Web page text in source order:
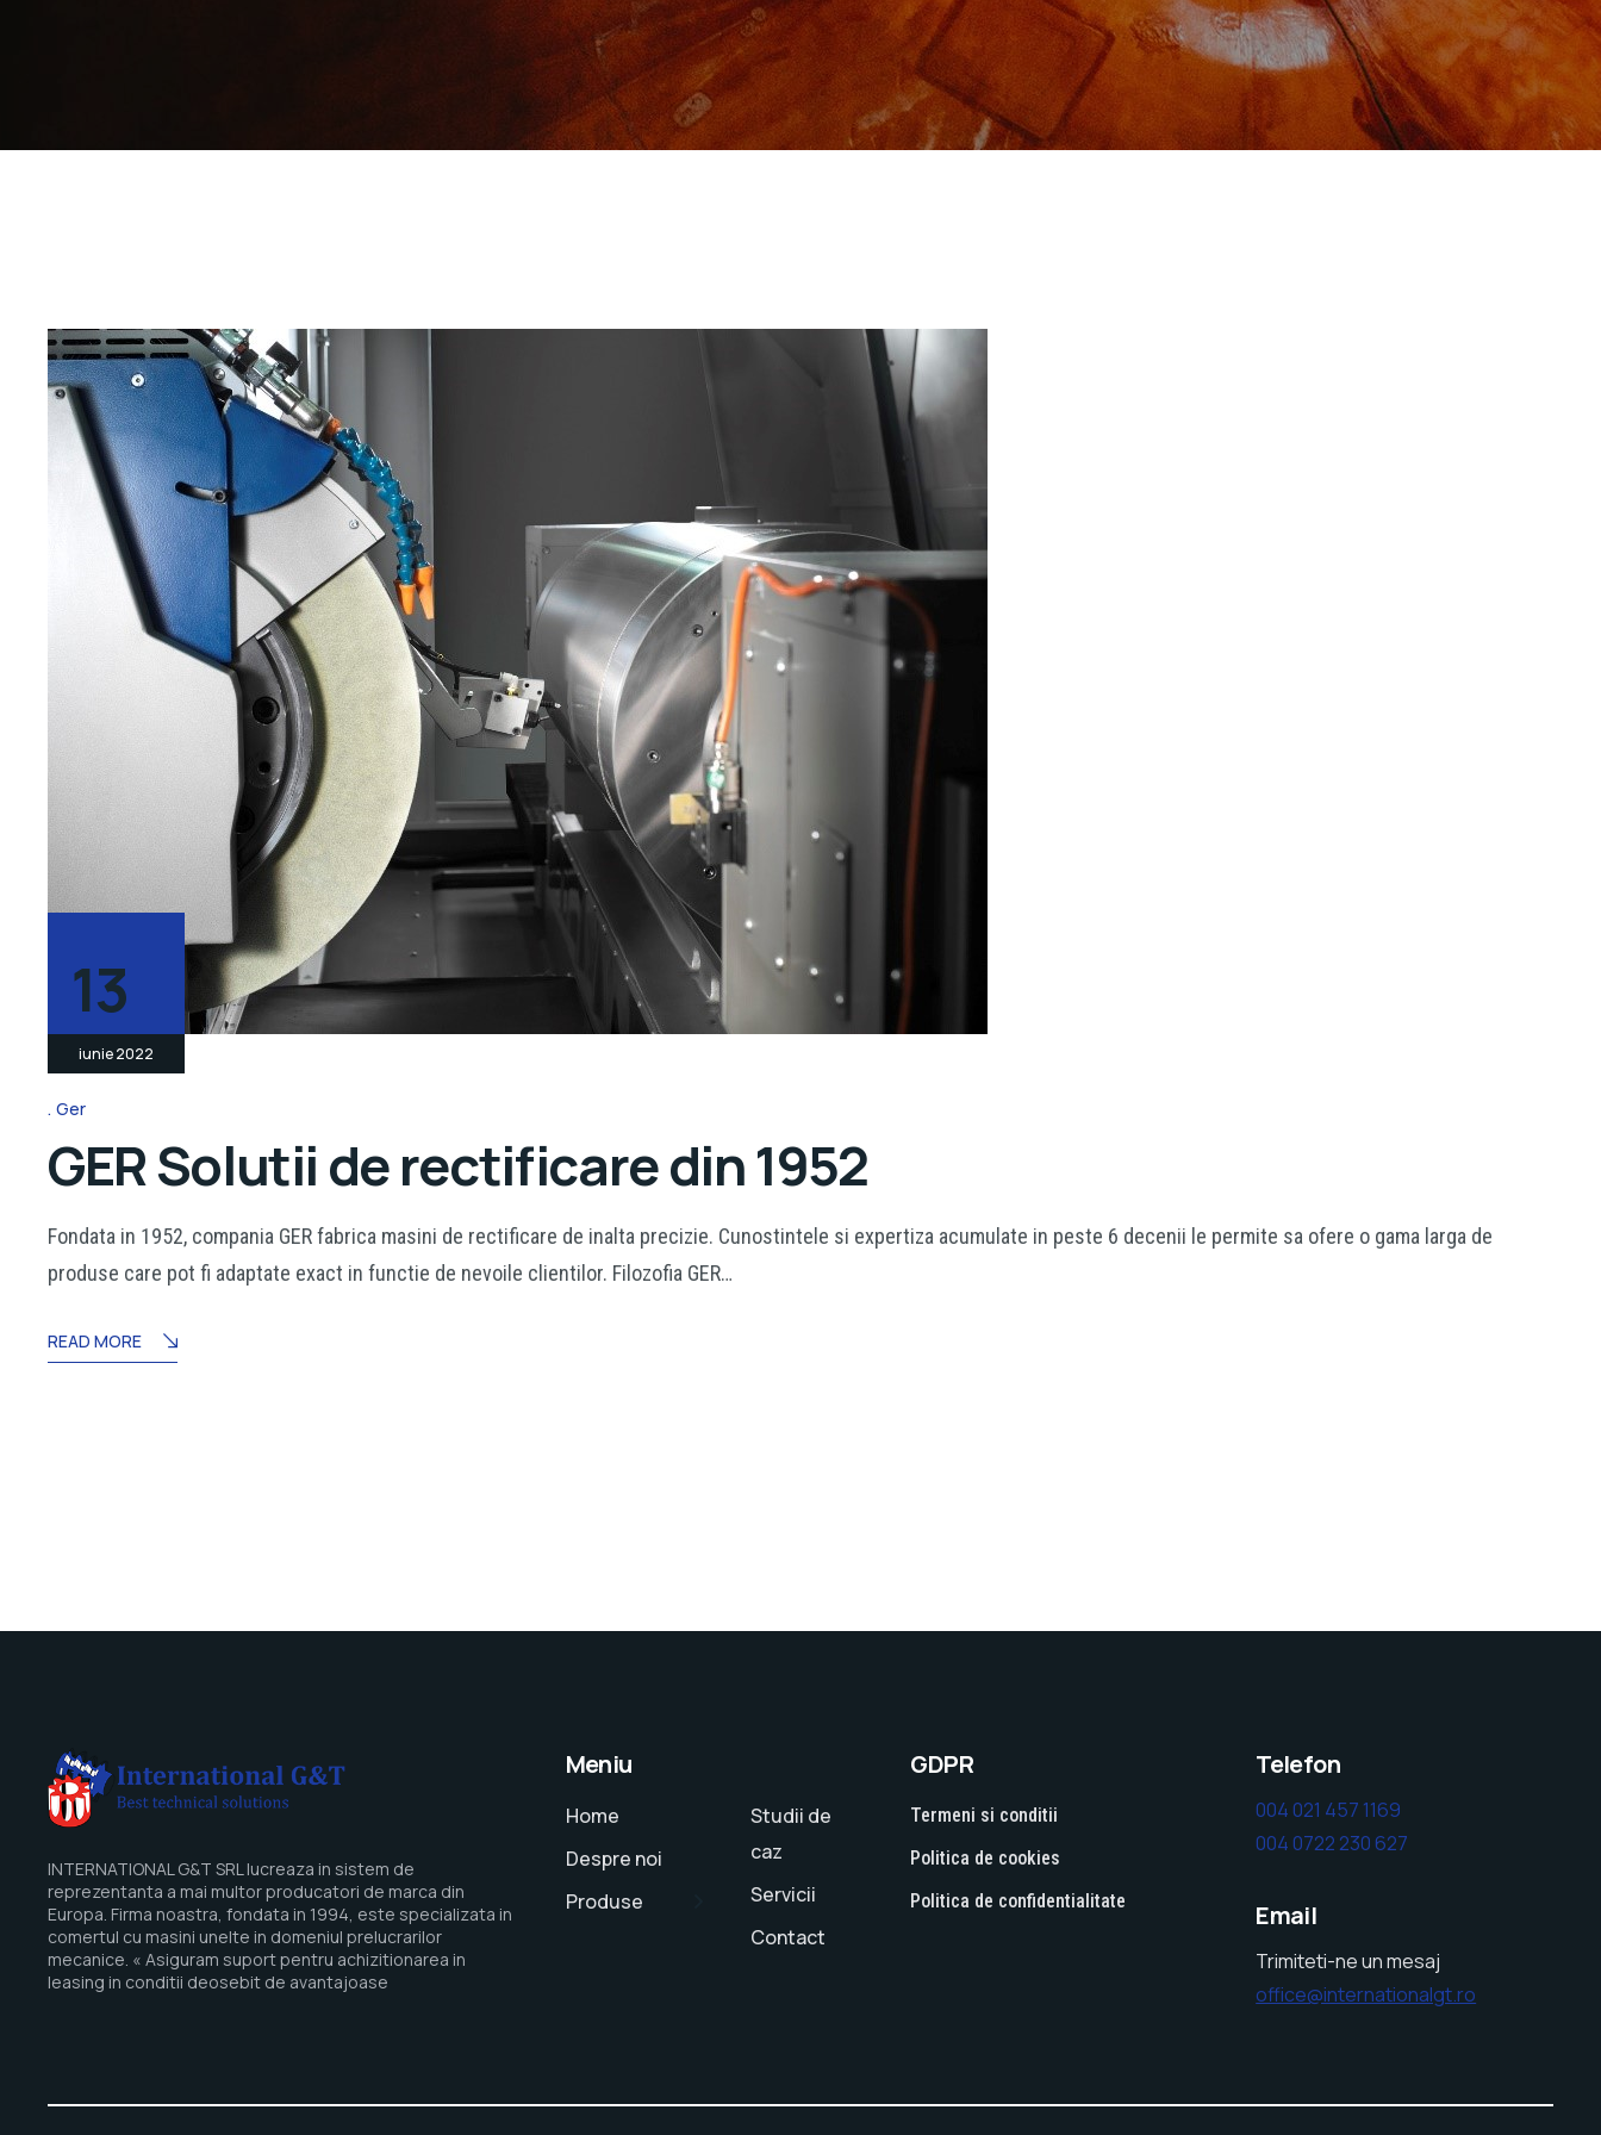
13
iunie 2022
Ger
GER Solutii de rectificare din 1952
Fondata in 1952, compania GER fabrica masini de rectificare de inalta precizie. Cunostintele si expertiza acumulate in peste 6 decenii le permite sa ofere o gama larga de
produse care pot fi adaptate exact in functie de nevoile clientilor. Filozofia GER…
READ MORE
INTERNATIONAL G&T SRL lucreaza in sistem de
reprezentanta a mai multor producatori de marca din
Europa. Firma noastra, fondata in 1994, este specializata in
comertul cu masini unelte in domeniul prelucrarilor
mecanice. « Asiguram suport pentru achizitionarea in
leasing in conditii deosebit de avantajoase
Meniu
Home
Despre noi
Produse
Studii de
caz
Servicii
Contact
GDPR
Termeni si conditii
Politica de cookies
Politica de confidentialitate
Telefon
004 021 457 1169
004 0722 230 627
Email
Trimiteti-ne un mesaj
office@internationalgt.ro